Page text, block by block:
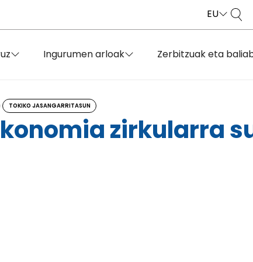
EU
Ingurumen arloak Zerbitzuak eta
TOKIKO JASANGARRITASUN
zirkularra